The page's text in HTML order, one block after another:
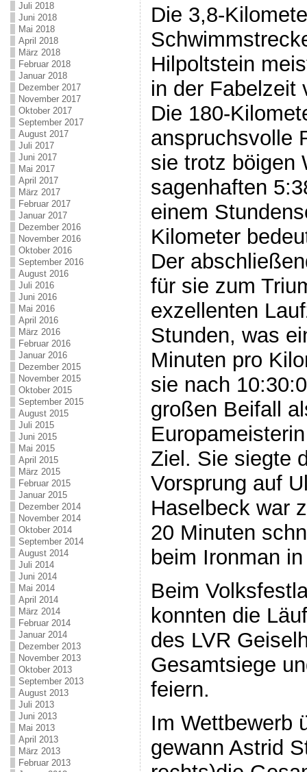
Juli 2018
Juni 2018
Mai 2018
April 2018
März 2018
Februar 2018
Januar 2018
Dezember 2017
November 2017
Oktober 2017
September 2017
August 2017
Juli 2017
Juni 2017
Mai 2017
April 2017
März 2017
Februar 2017
Januar 2017
Dezember 2016
November 2016
Oktober 2016
September 2016
August 2016
Juli 2016
Juni 2016
Mai 2016
April 2016
März 2016
Februar 2016
Januar 2016
Dezember 2015
November 2015
Oktober 2015
September 2015
August 2015
Juli 2015
Juni 2015
Mai 2015
April 2015
März 2015
Februar 2015
Januar 2015
Dezember 2014
November 2014
Oktober 2014
September 2014
August 2014
Juli 2014
Juni 2014
Mai 2014
April 2014
März 2014
Februar 2014
Januar 2014
Dezember 2013
November 2013
Oktober 2013
September 2013
August 2013
Juli 2013
Juni 2013
Mai 2013
April 2013
März 2013
Februar 2013
Die 3,8-
Hilpoltstein
in der Fabelzeit
Die 180-
anspruchsvolle
sie trotz böigen
sagenhaften
einem
Kilometer
Der
für sie zum
exzellenten
Stunden, was
Minuten pro
sie nach
großen Beifall
Ziel. Sie siegte
Vorsprung auf
Haselbeck war
20 Minuten
beim Ironman
Beim
konnten die
des LVR
Gesamtsiege
feiern.
Im Wettbewerb
gewann Astrid